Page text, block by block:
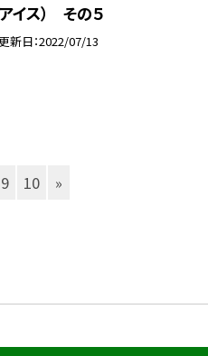
イス） その５
新日 2022/07/13
9 10 »